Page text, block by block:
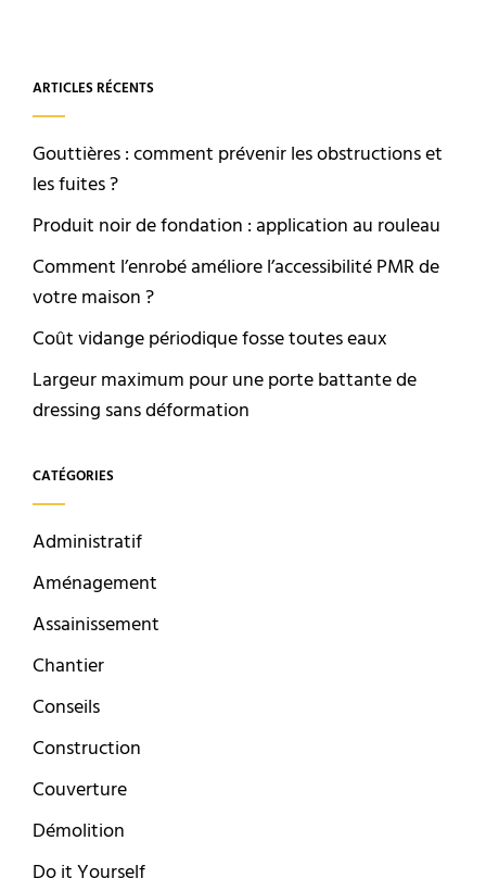
ARTICLES RÉCENTS
Gouttières : comment prévenir les obstructions et
les fuites ?
Produit noir de fondation : application au rouleau
Comment l’enrobé améliore l’accessibilité PMR de
votre maison ?
Coût vidange périodique fosse toutes eaux
Largeur maximum pour une porte battante de
dressing sans déformation
CATÉGORIES
Administratif
Aménagement
Assainissement
Chantier
Conseils
Construction
Couverture
Démolition
Do it Yourself